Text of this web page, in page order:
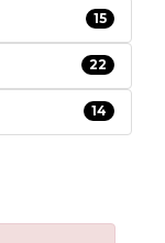
15
22
14